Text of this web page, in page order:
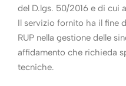
del D.lgs. 50/2016 e di cui
Il servizio fornito ha il fine
RUP nella gestione delle
affidamento che richieda
tecniche.